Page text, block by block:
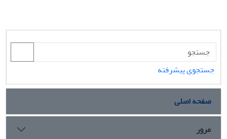
جستجوی پیشرفته
صفحه اصلی
مرور